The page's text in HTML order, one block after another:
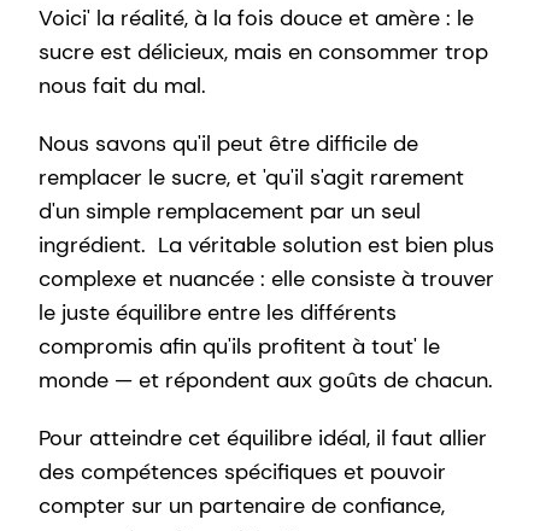
Voici' la réalité, à la fois douce et amère : le
sucre est délicieux, mais en consommer trop
nous fait du mal.
Nous savons qu'il peut être difficile de
remplacer le sucre, et 'qu'il s'agit rarement
d'un simple remplacement par un seul
ingrédient. La véritable solution est bien plus
complexe et nuancée : elle consiste à trouver
le juste équilibre entre les différents
compromis afin qu'ils profitent à tout' le
monde — et répondent aux goûts de chacun.
Pour atteindre cet équilibre idéal, il faut allier
des compétences spécifiques et pouvoir
compter sur un partenaire de confiance,